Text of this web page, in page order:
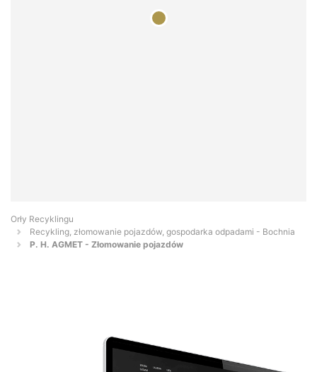
Orły Recyklingu
Recykling, złomowanie pojazdów, gospodarka odpadami - Bochnia
P. H. AGMET - Złomowanie pojazdów